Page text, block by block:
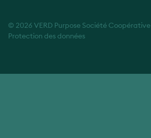
© 2026 VERD Purpose Société Coopérative
Protection des données